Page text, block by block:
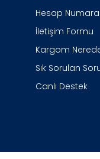
Hesap
İletişim Formu
Kargom
Sık Sorulan
Canlı Destek